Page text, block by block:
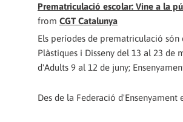
Prematriculació escolar: Vine a la
from CGT Catalunya
Els períodes de prematriculació
Plàstiques i Disseny del 13 al 23 de
d'Adults 9 al 12 de juny;
Des de la Federació